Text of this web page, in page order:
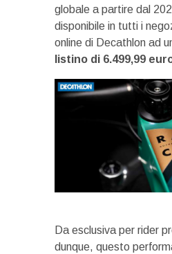
globale a partire dal
disponibile in tutti i
online di Decathlon ad
listino di 6.499,99
Da esclusiva per rider
dunque, questo